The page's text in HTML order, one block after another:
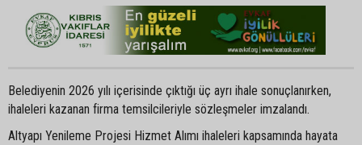
Belediyenin 2026 yılı içerisinde çıktığı üç ayrı ihale sonuçlanırken,
ihaleleri kazanan firma temsilcileriyle sözleşmeler imzalandı.
Altyapı Yenileme Projesi Hizmet Alımı ihaleleri kapsamında hayata